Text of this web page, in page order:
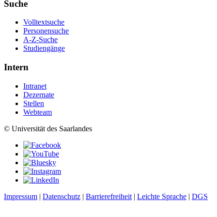
Suche
Volltextsuche
Personensuche
A-Z-Suche
Studiengänge
Intern
Intranet
Dezernate
Stellen
Webteam
© Universität des Saarlandes
Impressum | Datenschutz | Barrierefreiheit | Leichte Sprache | DGS